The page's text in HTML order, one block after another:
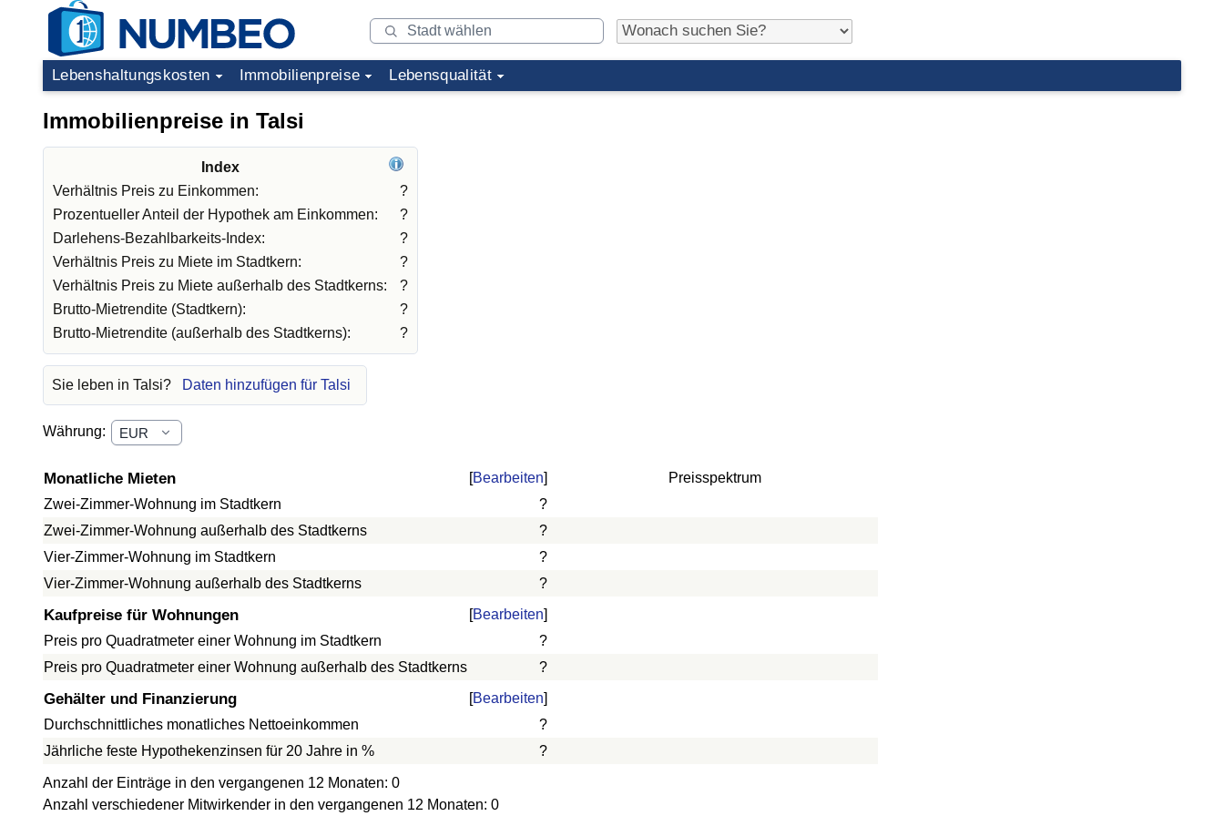
Lebenshaltungskosten Immobilienpreise Lebensqualität
Immobilienpreise in Talsi
Index
Verhältnis Preis zu Einkommen:
?
Prozentueller Anteil der Hypothek am Einkommen:
?
Darlehens-Bezahlbarkeits-Index:
?
Verhältnis Preis zu Miete im Stadtkern:
?
Verhältnis Preis zu Miete außerhalb des Stadtkerns:
?
Brutto-Mietrendite (Stadtkern):
?
Brutto-Mietrendite (außerhalb des Stadtkerns):
?
Sie leben in Talsi? Daten hinzufügen für Talsi
Währung:
Monatliche Mieten [Bearbeiten]
Preisspektrum
Zwei-Zimmer-Wohnung im Stadtkern
?
Zwei-Zimmer-Wohnung außerhalb des Stadtkerns
?
Vier-Zimmer-Wohnung im Stadtkern
?
Vier-Zimmer-Wohnung außerhalb des Stadtkerns
?
Kaufpreise für Wohnungen [Bearbeiten]
Preis pro Quadratmeter einer Wohnung im Stadtkern
?
Preis pro Quadratmeter einer Wohnung außerhalb des Stadtkerns
?
Gehälter und Finanzierung [Bearbeiten]
Durchschnittliches monatliches Nettoeinkommen
?
Jährliche feste Hypothekenzinsen für 20 Jahre in %
?
Anzahl der Einträge in den vergangenen 12 Monaten: 0
Anzahl verschiedener Mitwirkender in den vergangenen 12 Monaten: 0